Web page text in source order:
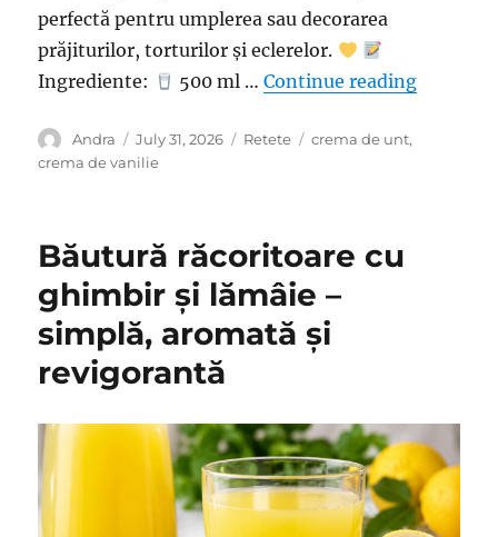
perfectă pentru umplerea sau decorarea
prăjiturilor, torturilor și eclerelor.
Ingrediente:
500 ml … Continue reading“Cremă
Author
Andra
Posted
on
July 31, 2026 Categories
Retete Tags
crema de unt,
crema de vanilie
Băutură răcoritoare cu
ghimbir și lămâie –
simplă, aromată și
revigorantă